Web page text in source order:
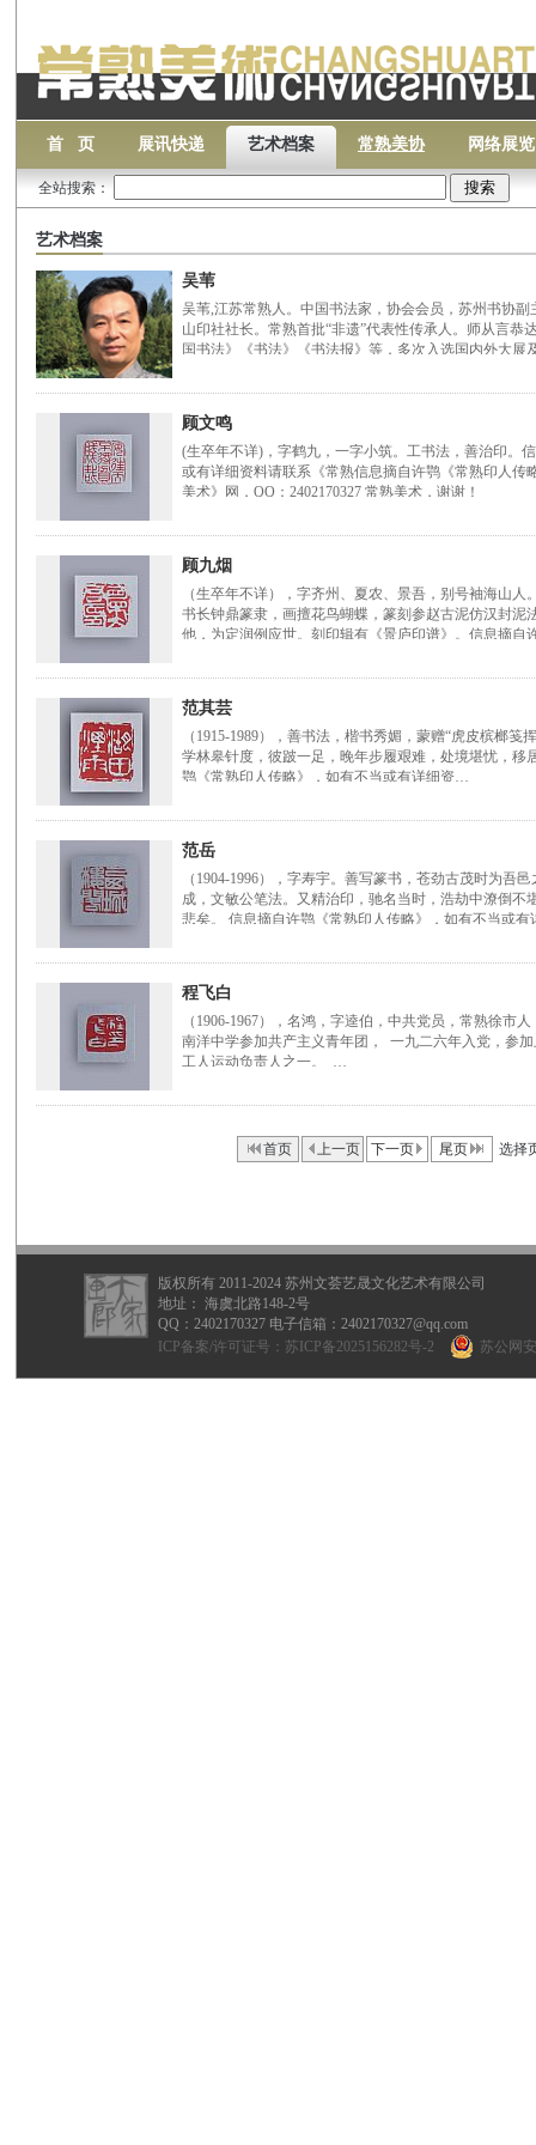
首 页 展讯快递 艺术档案 常熟美协 网络展览
全站搜索：
艺术档案
吴苇
吴苇,江苏常熟人。中国书法家，协会会员，苏州书协
山印社社长。常熟首批“非遗”代表性传承人。师从言恭
国书法》《书法》《书法报》等，多次入选国内外大
顾文鸣
(生卒年不详)，字鹤九，一字小筑。工书法，善治印。
或有详细资料请联系《常熟信息摘自许鹗《常熟印人传
美术》网，QQ：2402170327 常熟美术，谢谢！
顾九烟
（生卒年不详），字齐州、夏农、景吾，别号袖海山
书长钟鼎篆隶，画擅花鸟蝴蝶，篆刻参赵古泥仿汉封泥
他，为定润例应世。刻印辑有《景庐印谱》。信息摘
范其芸
（1915-1989），善书法，楷书秀媚，蒙赠“虎皮槟榔
学林皋针度，彼跛一足，晚年步履艰难，处境堪忧，移
鹗《常熟印人传略》，如有不当或有详细资…
范岳
（1904-1996），字寿宇。善写篆书，苍劲古茂时为吾
成，文敏公笔法。又精治印，驰名当时，浩劫中潦倒不
悲矣。 信息摘自许鹗《常熟印人传略》，如有不当或
程飞白
（1906-1967），名鸿，字逵伯，中共党员，常熟徐市
南洋中学参加共产主义青年团， 一九二六年入党，参
工人运动负责人之一。 …
首页 上一页 下一页 尾页 选择
版权所有 2011-2024 苏州文荟艺晟文化艺术有限公司
地址： 海虞北路148-2号
QQ： 2402170327 电子信箱：2402170327@qq.com
ICP备案/许可证号： 苏ICP备2025156282号-2 苏公网